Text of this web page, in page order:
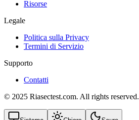
Risorse
Legale
Politica sulla Privacy
Termini di Servizio
Supporto
Contatti
© 2025 Riasectest.com. All rights reserved.